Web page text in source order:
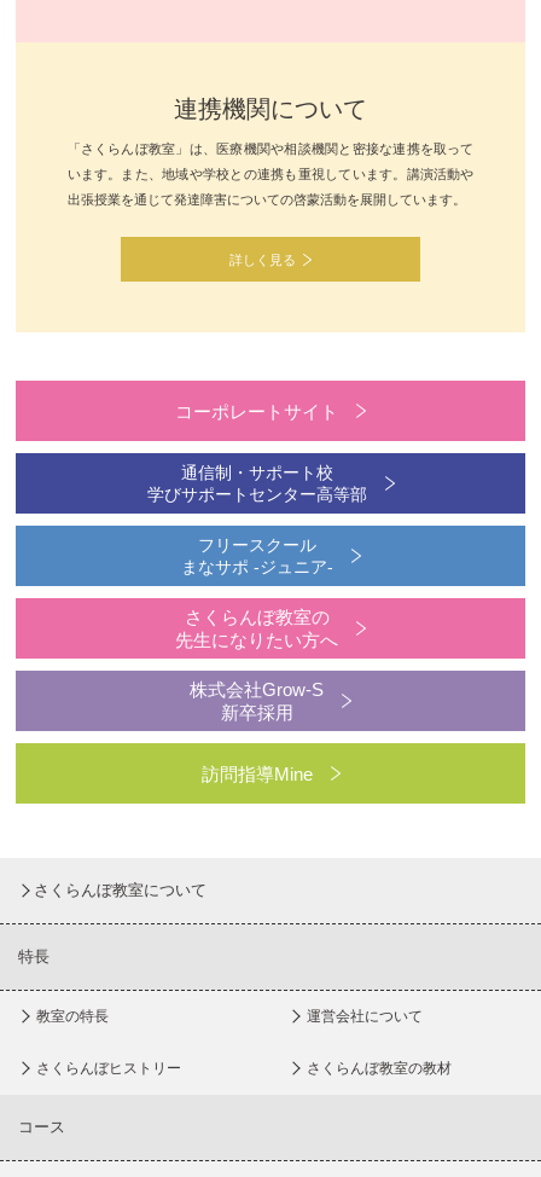
連携機関について
「さくらんぼ教室」は、医療機関や相談機関と密接な連携を取って
います。また、地域や学校との連携も重視しています。講演活動や
出張授業を通じて発達障害についての啓蒙活動を展開しています。
詳しく見る
コーポレートサイト
通信制・サポート校
学びサポートセンター高等部
フリースクール
まなサポ -ジュニア-
さくらんぼ教室の
先生になりたい方へ
株式会社Grow-S
新卒採用
訪問指導Mine
さくらんぼ教室について
特長
教室の特長 運営会社について
さくらんぼヒストリー さくらんぼ教室の教材
コース